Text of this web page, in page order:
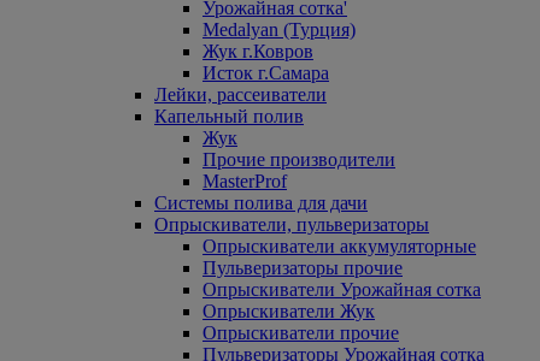
Урожайная сотка'
Medalyan (Турция)
Жук г.Ковров
Исток г.Самара
Лейки, рассеиватели
Капельный полив
Жук
Прочие производители
MasterProf
Системы полива для дачи
Опрыскиватели, пульверизаторы
Опрыскиватели аккумуляторные
Пульверизаторы прочие
Опрыскиватели Урожайная сотка
Опрыскиватели Жук
Опрыскиватели прочие
Пульверизаторы Урожайная сотка